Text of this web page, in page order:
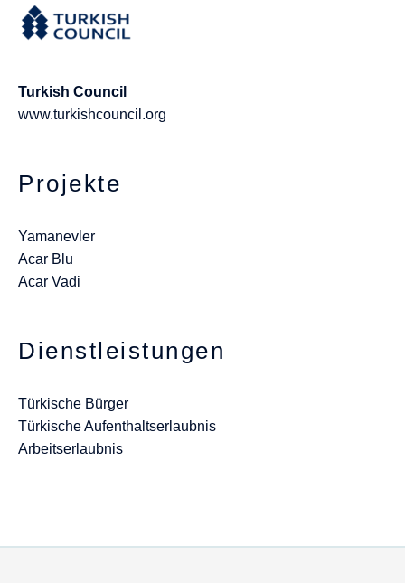
Turkish Council
www.turkishcouncil.org
Projekte
Yamanevler
Acar Blu
Acar Vadi
Dienstleistungen
Türkische Bürger
Türkische Aufenthaltserlaubnis
Arbeitserlaubnis